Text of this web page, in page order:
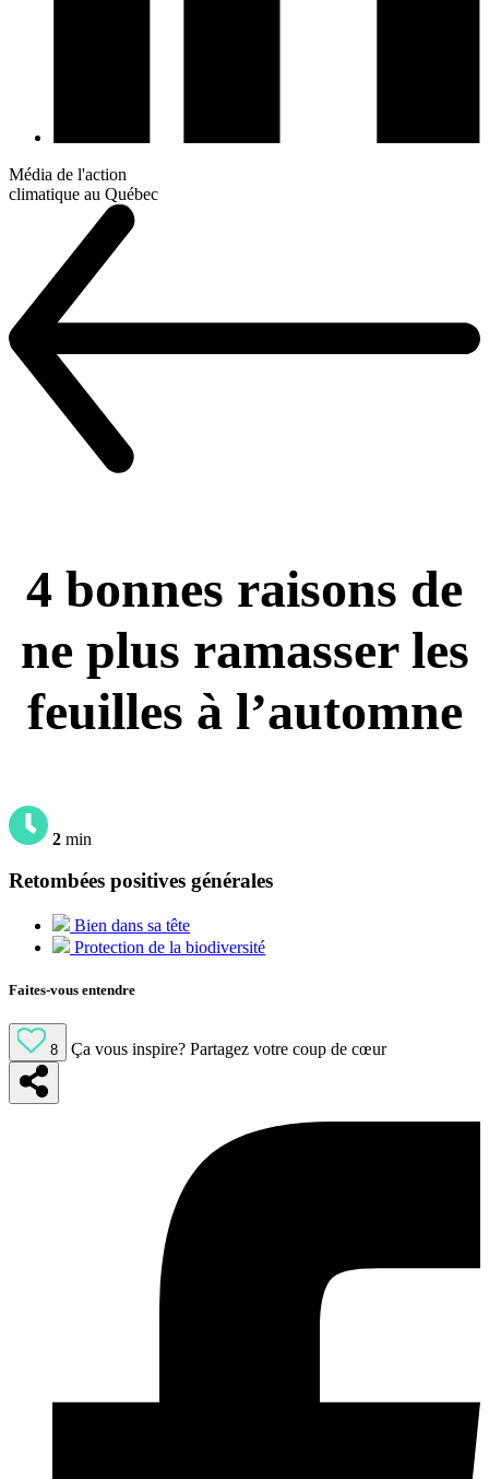
Média de l'action
climatique au Québec
4 bonnes raisons de
ne plus ramasser les
feuilles à l’automne
2 min
Retombées positives générales
Bien dans sa tête
Protection de la biodiversité
Faites-vous entendre
8 Ça vous inspire? Partagez votre coup de cœur